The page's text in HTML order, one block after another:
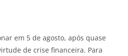
em 5 de agosto, após quase
de crise financeira. Para